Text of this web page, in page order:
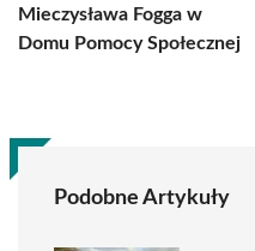
Mieczysława Fogga w
Domu Pomocy Społecznej
Podobne Artykuły